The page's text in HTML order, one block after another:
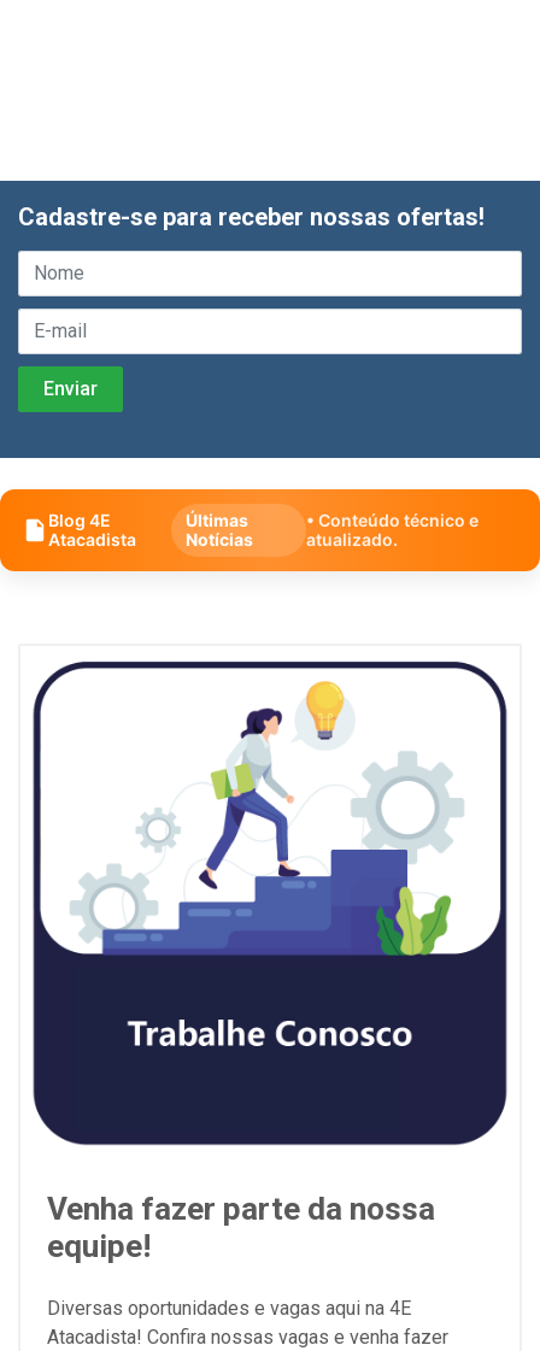
Cadastre-se para receber nossas ofertas!
Blog 4E
Atacadista
Últimas
Notícias
• Conteúdo técnico e
atualizado.
Venha fazer parte da nossa
equipe!
Diversas oportunidades e vagas aqui na 4E
Atacadista! Confira nossas vagas e venha fazer